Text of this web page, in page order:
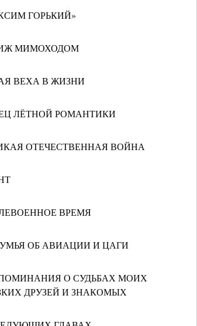
ГОРЬКИЙ»
МИМОХОДОМ
ВЕХА В ЖИЗНИ
ЛЁТНОЙ РОМАНТИКИ
ОТЕЧЕСТВЕННАЯ ВОЙНА
ВРЕМЯ
ОБ АВИАЦИИ И ЦАГИ
О СУДЬБАХ МОИХ
ДРУЗЕЙ И ЗНАКОМЫХ